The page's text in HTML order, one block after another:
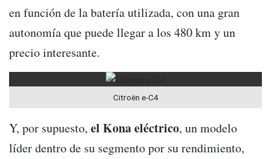
en función de la batería utilizada, con una gran
autonomía que puede llegar a los 480 km y un
precio interesante.
Citroën e-C4
Y, por supuesto, el Kona eléctrico, un modelo
líder dentro de su segmento por su rendimiento,